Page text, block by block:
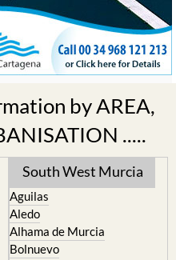
by AREA,
.....
South West Murcia
Aguilas
Aledo
Alhama de Murcia
Bolnuevo